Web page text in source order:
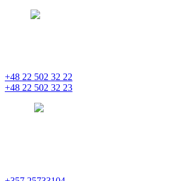
+48 22 502 32 22
+48 22 502 32 23